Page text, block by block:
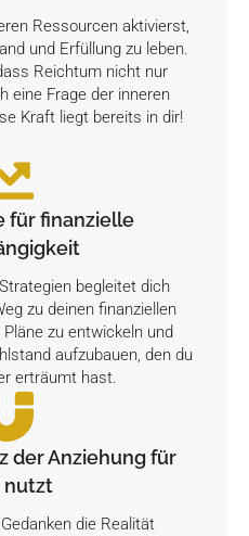
Ressourcen aktivierst,
und Erfüllung zu leben.
Reichtum nicht nur
eine Frage der inneren
Kraft liegt bereits in dir!
für finanzielle
begleitet dich
zu deinen finanziellen
zu entwickeln und
aufzubauen, den du
erträumt hast.
der Anziehung für
nutzt
die Realität